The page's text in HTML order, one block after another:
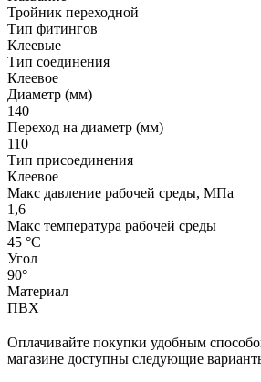
Тройник переходной
Тип фитингов
Клеевые
Тип соединения
Клеевое
Диаметр (мм)
140
Переход на диаметр (мм)
110
Тип присоединения
Клеевое
Макс давление рабочей среды, МПа
1,6
Макс температура рабочей среды
45 °С
Угол
90°
Материал
ПВХ
Оплачивайте покупки удобным
магазине доступны следующие